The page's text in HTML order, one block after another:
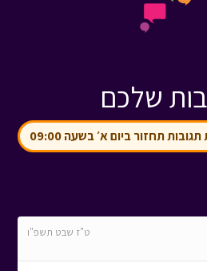
שלכם
תחזור ביום א׳ בשעה 09:00
ט"ז שבט תשפ"ו